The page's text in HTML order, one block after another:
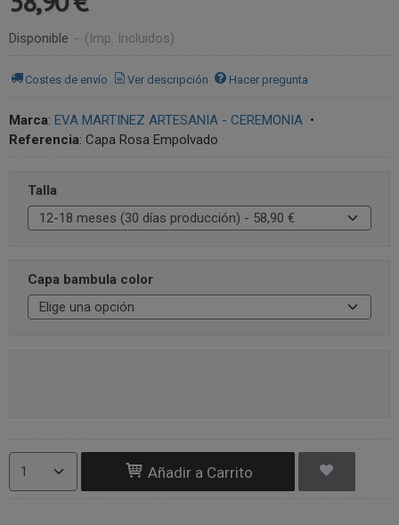
Disponible - (Imp. Incluidos)
Costes de envío Ver descripción Hacer pregunta
Marca: EVA MARTINEZ ARTESANIA - CEREMONIA •
Referencia: Capa Rosa Empolvado
Talla
Capa bambula color
Añadir a Carrito